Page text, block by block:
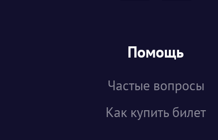
Помощь
Частые вопросы
Как купить билет